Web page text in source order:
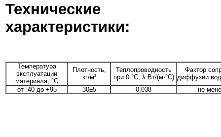
Технические
Температура
эксплуатации
материала, °С
Плотность,
кг/м³
Теплопроводность
при 0 °С, λ Вт/(м·°С)
Фактор
диффузии
от -40 до +95
30±5 0,038 не